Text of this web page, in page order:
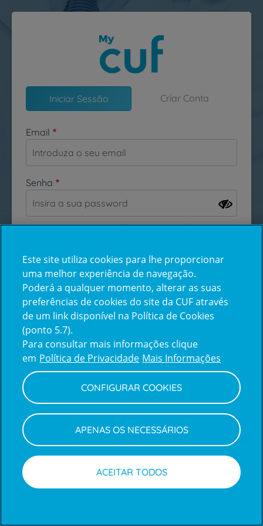
Passar para o conteúdo principal
Iniciar Sessão Criar Conta
Email
Senha
Esqueceu-se da sua password?
Inicie sessão com a Apple
Centro de Apoio ao Cliente | Política de Privacidade e Cookies
Este site utiliza cookies para lhe proporcionar
uma melhor experiência de navegação.
Poderá a qualquer momento, alterar as suas
preferências de cookies do site da CUF através
de um link disponível na Política de Cookies
(ponto 5.7).
Para consultar mais informações clique
em Política de Privacidade Mais Informações
CONFIGURAR COOKIES
APENAS OS NECESSÁRIOS
ACEITAR TODOS